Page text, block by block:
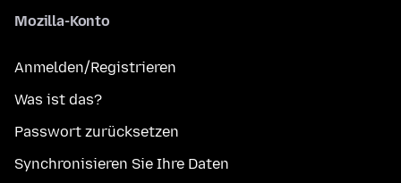
Mozilla-Konto
Anmelden/Registrieren
Was ist das?
Passwort zurücksetzen
Synchronisieren Sie Ihre Daten